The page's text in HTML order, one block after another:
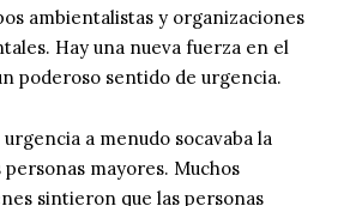
ambientalistas y organizaciones
Hay una nueva fuerza en el
poderoso sentido de urgencia.
a menudo socavaba la
mayores. Muchos
sintieron que las personas